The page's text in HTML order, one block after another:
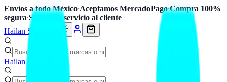
Envíos a todo México·Aceptamos MercadoPago·Compra 100%
segura·Soporte y servicio al cliente
Hailan Store
Hailan Store